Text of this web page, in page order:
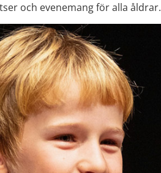
och evenemang för alla åldrar.